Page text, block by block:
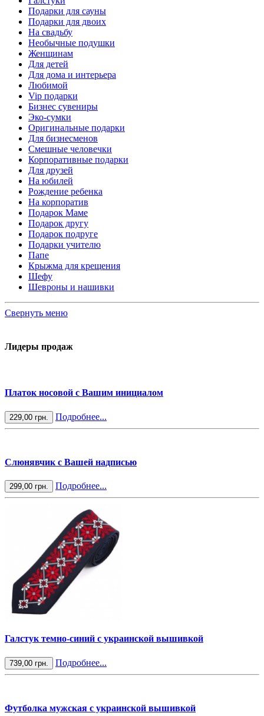
Подарки для сауны
Подарки для двоих
На свадьбу
Необычные подушки
Женщинам
Для детей
Для дома и интерьера
Любимой
Vip подарки
Бизнес сувениры
Эко-сумки
Оригинальные подарки
Для бизнесменов
Смешные человечки
Корпоративные подарки
Для друзей
На юбилей
Рождение ребенка
На корпоратив
Подарок Маме
Подарок другу
Подарок подруге
Подарки учителю
Папе
Крыжма для крещения
Шефу
Шевроны и нашивки
Свернуть меню
Лидеры продаж
Платок носовой с Вашим инициалом
229,00 грн. Подробнее...
Слюнявчик с Вашей надписью
299,00 грн. Подробнее...
Галстук темно-синий с украинской вышивкой
739,00 грн. Подробнее...
Футболка мужская с украинской вышивкой